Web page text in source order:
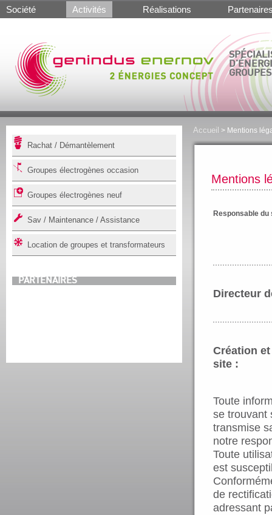
Société Activités Réalisations
Rachat / Démantèlement
Groupes électrogènes occasion
Groupes électrogènes neuf
Sav / Maintenance / Assistance
Location de groupes et transformateurs
PARTENAIRES
Accueil > Mentions
Mentions
Responsable du
Directeur
Création
site :
Toute
se trouvant
transmise
notre
Toute
est
de
adressant